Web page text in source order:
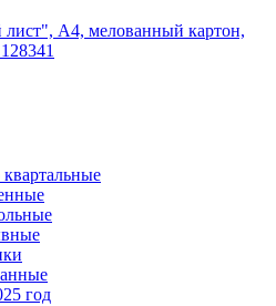
А4, мелованный картон,
год